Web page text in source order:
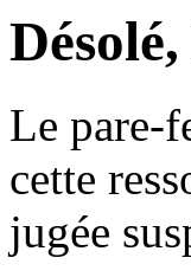
Le pare-
cette
jugée